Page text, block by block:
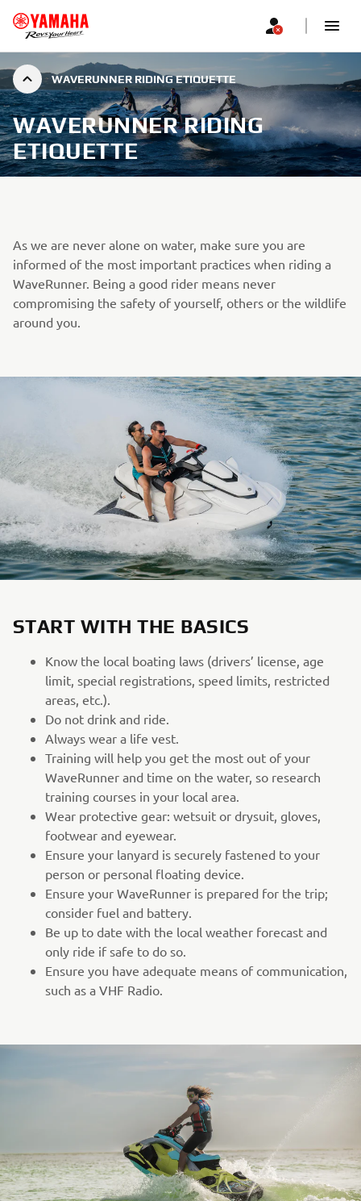
WAVERUNNER RIDING ETIQUETTE
WAVERUNNER RIDING
ETIQUETTE
As we are never alone on water, make sure you are
informed of the most important practices when riding a
WaveRunner. Being a good rider means never
compromising the safety of yourself, others or the wildlife
around you.
START WITH THE BASICS
Know the local boating laws (drivers’ license, age
limit, special registrations, speed limits, restricted
areas, etc.).
Do not drink and ride.
Always wear a life vest.
Training will help you get the most out of your
WaveRunner and time on the water, so research
training courses in your local area.
Wear protective gear: wetsuit or drysuit, gloves,
footwear and eyewear.
Ensure your lanyard is securely fastened to your
person or personal floating device.
Ensure your WaveRunner is prepared for the trip;
consider fuel and battery.
Be up to date with the local weather forecast and
only ride if safe to do so.
Ensure you have adequate means of communication,
such as a VHF Radio.